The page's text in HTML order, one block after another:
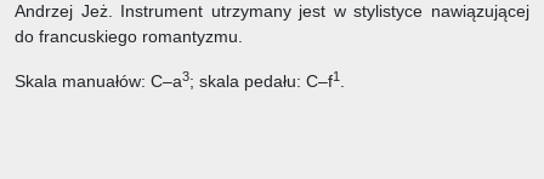
Andrzej Jeż. Instrument utrzymany jest w stylistyce nawiązującej
do francuskiego romantyzmu.
Skala manuałów: C–a3; skala pedału: C–f1